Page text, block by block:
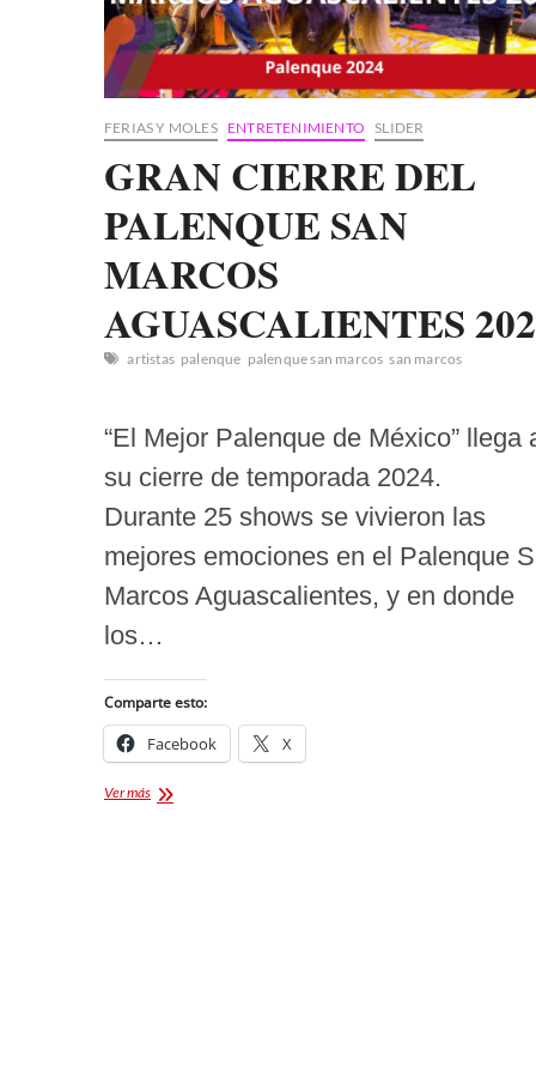
FERIAS Y MOLES ENTRETENIMIENTO SLIDER
GRAN CIERRE DEL
PALENQUE SAN
MARCOS
AGUASCALIENTES
artistas palenque palenque san marcos san marcos
“El Mejor Palenque de México” llega
su cierre de temporada 2024.
Durante 25 shows se vivieron las
mejores emociones en el Palenque
Marcos Aguascalientes, y en donde
los…
Comparte esto:
Facebook X
Ver másGRAN